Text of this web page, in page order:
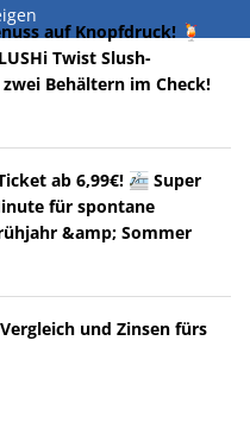
auf Knopfdruck! 🍹
Twist Slush-
Behältern im Check!
ab 6,99€! 🚈 Super
für spontane
&amp; Sommer
und Zinsen fürs